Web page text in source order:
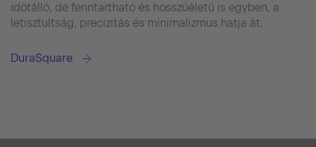
időtálló, de fenntartható és hosszúéletű is egyben, a
letisztultság, precizitás és minimalizmus hatja át.
DuraSquare